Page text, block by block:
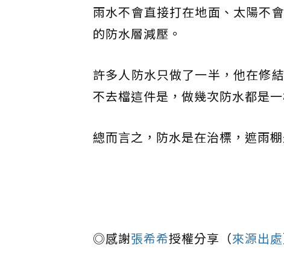
雨水不會直接打在地面、太陽不
的防水層減壓。
許多人防水只做了一半，他在修
不去檔這件是，做幾次防水都是一
總而言之，防水是在治標，遮雨
◎感謝張希希授權分享（來源出處